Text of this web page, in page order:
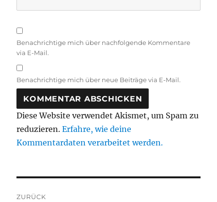
Benachrichtige mich über nachfolgende Kommentare
via E-Mail.
Benachrichtige mich über neue Beiträge via E-Mail.
Diese Website verwendet Akismet, um Spam zu
reduzieren.Erfahre, wie deine
Kommentardaten verarbeitet werden.
ZURÜCK